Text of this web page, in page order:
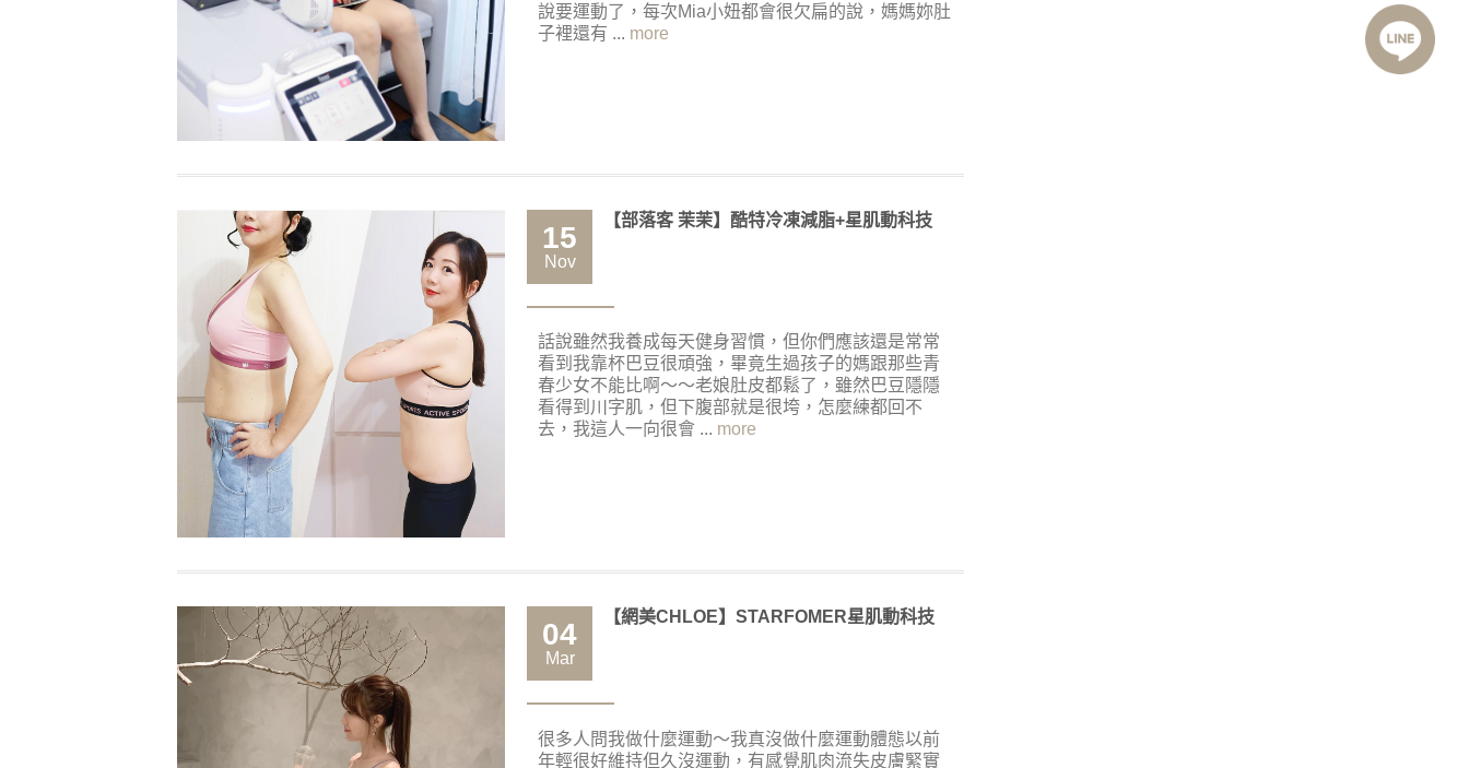
說要運動了，每次Mia小妞都會很欠扁的說，媽媽妳肚
子裡還有 ... more
15
Nov
【部落客 茉茉】酷特冷凍減脂+星肌動科技
話說雖然我養成每天健身習慣，但你們應該還是常常
看到我靠杯巴豆很頑強，畢竟生過孩子的媽跟那些青
春少女不能比啊～～老娘肚皮都鬆了，雖然巴豆隱隱
看得到川字肌，但下腹部就是很垮，怎麼練都回不
去，我這人一向很會 ... more
04
Mar
【網美CHLOE】STARFOMER星肌動科技
很多人問我做什麼運動～我真沒做什麼運動體態以前
年輕很好維持但久沒運動，有感覺肌肉流失皮膚緊實